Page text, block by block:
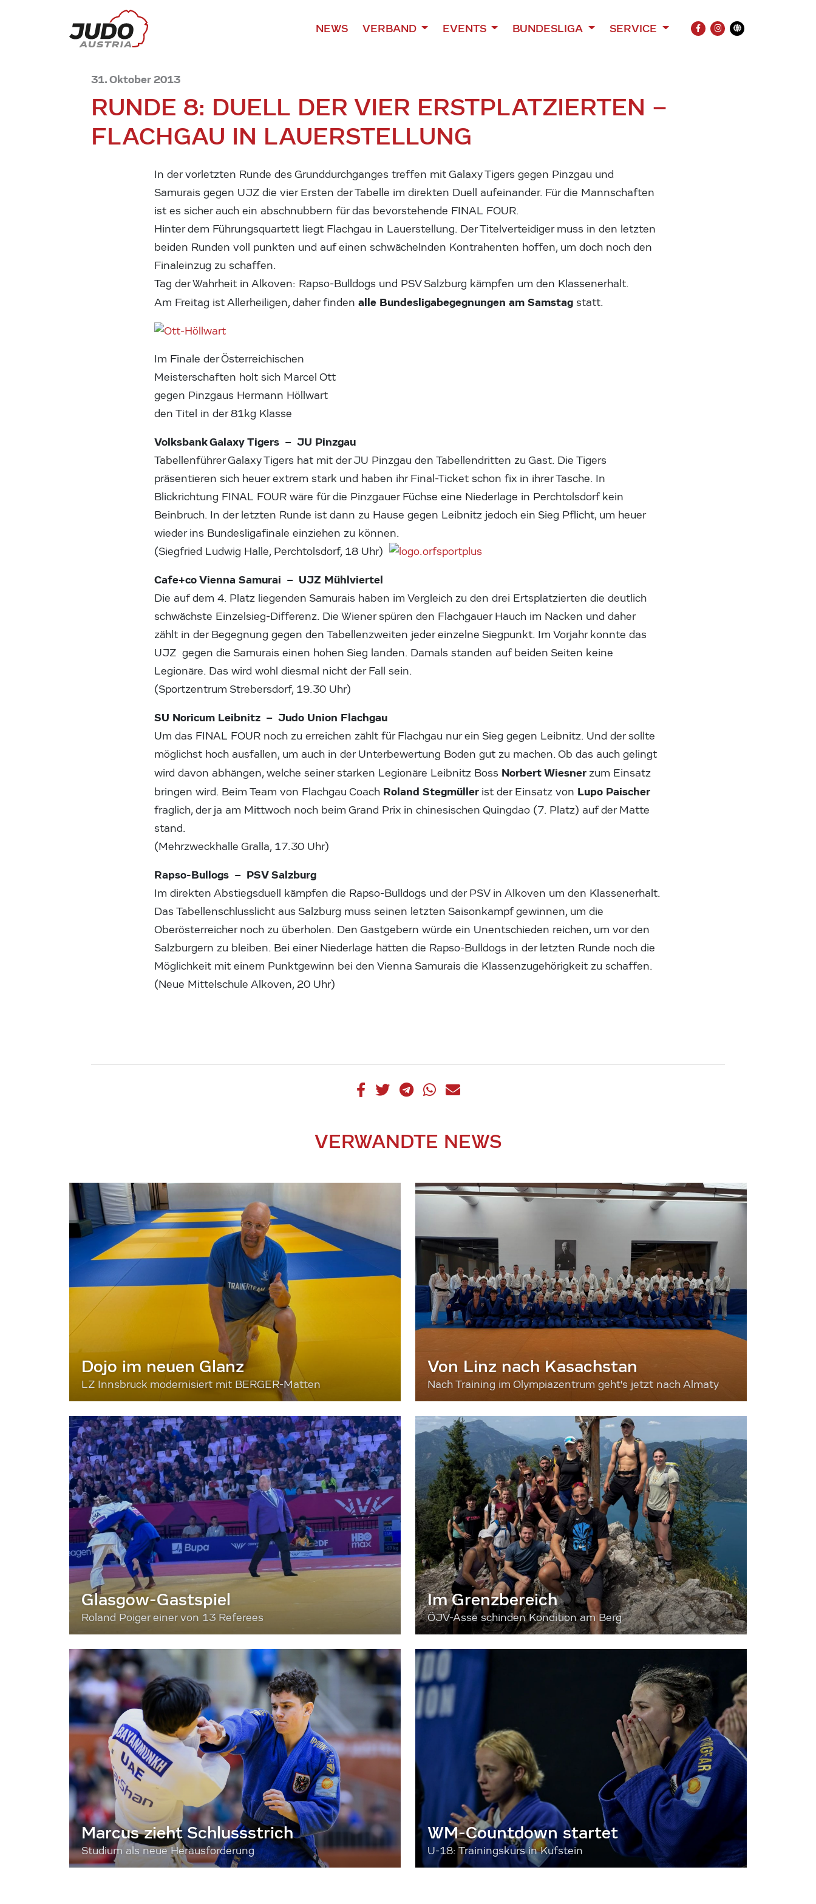
NEWS VERBAND EVENTS BUNDESLIGA SERVICE
FACEBOOK
INSTAGRAM
Übersetzung
31. Oktober 2013
RUNDE 8: DUELL DER VIER ERSTPLATZIERTEN –
FLACHGAU IN LAUERSTELLUNG
In der vorletzten Runde des Grunddurchganges treffen mit Galaxy Tigers gegen Pinzgau und
Samurais gegen UJZ die vier Ersten der Tabelle im direkten Duell aufeinander. Für die Mannschaften
ist es sicher auch ein abschnubbern für das bevorstehende FINAL FOUR.
Hinter dem Führungsquartett liegt Flachgau in Lauerstellung. Der Titelverteidiger muss in den letzten
beiden Runden voll punkten und auf einen schwächelnden Kontrahenten hoffen, um doch noch den
Finaleinzug zu schaffen.
Tag der Wahrheit in Alkoven: Rapso-Bulldogs und PSV Salzburg kämpfen um den Klassenerhalt.
Am Freitag ist Allerheiligen, daher findenalle Bundesligabegegnungen am Samstag statt.
Im Finale der Österreichischen
Meisterschaften holt sich Marcel Ott
gegen Pinzgaus Hermann Höllwart
den Titel in der 81kg Klasse
Volksbank Galaxy Tigers – JU Pinzgau
Tabellenführer Galaxy Tigers hat mit der JU Pinzgau den Tabellendritten zu Gast. Die Tigers
präsentieren sich heuer extrem stark und haben ihr Final-Ticket schon fix in ihrer Tasche. In
Blickrichtung FINAL FOUR wäre für die Pinzgauer Füchse eine Niederlage in Perchtolsdorf kein
Beinbruch. In der letzten Runde ist dann zu Hause gegen Leibnitz jedoch ein Sieg Pflicht, um heuer
wieder ins Bundesligafinale einziehen zu können.
(Siegfried Ludwig Halle, Perchtolsdorf, 18 Uhr)
Cafe+co Vienna Samurai – UJZ Mühlviertel
Die auf dem 4. Platz liegenden Samurais haben im Vergleich zu den drei Ertsplatzierten die deutlich
schwächste Einzelsieg-Differenz. Die Wiener spüren den Flachgauer Hauch im Nacken und daher
zählt in der Begegnung gegen den Tabellenzweiten jeder einzelne Siegpunkt. Im Vorjahr konnte das
UJZ gegen die Samurais einen hohen Sieg landen. Damals standen auf beiden Seiten keine
Legionäre. Das wird wohl diesmal nicht der Fall sein.
(Sportzentrum Strebersdorf, 19.30 Uhr)
SU Noricum Leibnitz – Judo Union Flachgau
Um das FINAL FOUR noch zu erreichen zählt für Flachgau nur ein Sieg gegen Leibnitz. Und der sollte
möglichst hoch ausfallen, um auch in der Unterbewertung Boden gut zu machen. Ob das auch gelingt
wird davon abhängen, welche seiner starken Legionäre Leibnitz Boss Norbert Wiesner zum Einsatz
bringen wird. Beim Team von Flachgau Coach Roland Stegmüller ist der Einsatz von Lupo Paischer
fraglich, der ja am Mittwoch noch beim Grand Prix in chinesischen Quingdao (7. Platz) auf der Matte
stand.
(Mehrzweckhalle Gralla, 17.30 Uhr)
Rapso-Bullogs – PSV Salzburg
Im direkten Abstiegsduell kämpfen die Rapso-Bulldogs und der PSV in Alkoven um den Klassenerhalt.
Das Tabellenschlusslicht aus Salzburg muss seinen letzten Saisonkampf gewinnen, um die
Oberösterreicher noch zu überholen. Den Gastgebern würde ein Unentschieden reichen, um vor den
Salzburgern zu bleiben. Bei einer Niederlage hätten die Rapso-Bulldogs in der letzten Runde noch die
Möglichkeit mit einem Punktgewinn bei den Vienna Samurais die Klassenzugehörigkeit zu schaffen.
(Neue Mittelschule Alkoven, 20 Uhr)
VERWANDTE NEWS
Dojo im neuen Glanz
LZ Innsbruck modernisiert mit BERGER-Matten
Von Linz nach Kasachstan
Nach Training im Olympiazentrum geht's jetzt nach Almaty
Glasgow-Gastspiel
Roland Poiger einer von 13 Referees
Im Grenzbereich
ÖJV-Asse schinden Kondition am Berg
Marcus zieht Schlussstrich
Studium als neue Herausforderung
WM-Countdown startet
U-18: Trainingskurs in Kufstein